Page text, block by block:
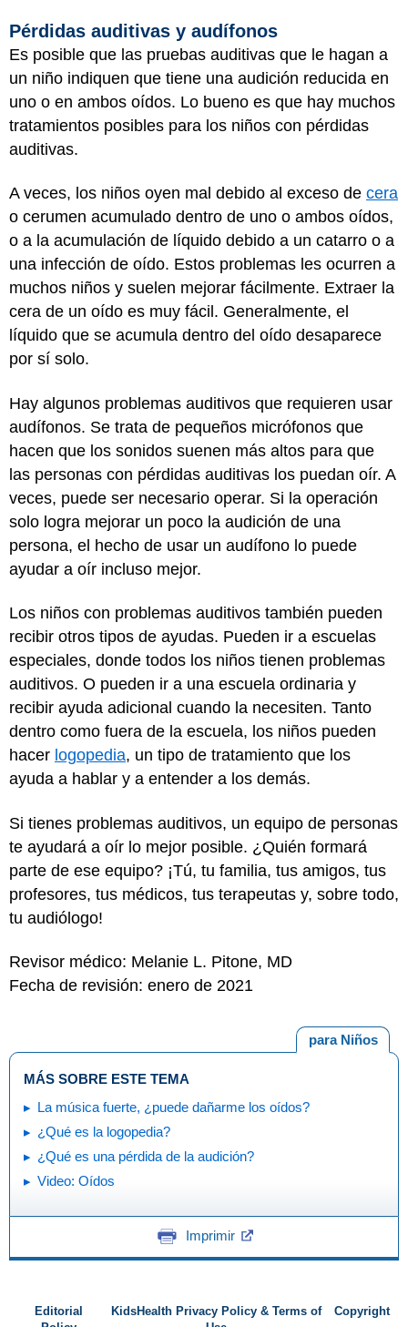
Pérdidas auditivas y audífonos
Es posible que las pruebas auditivas que le hagan a
un niño indiquen que tiene una audición reducida en
uno o en ambos oídos. Lo bueno es que hay muchos
tratamientos posibles para los niños con pérdidas
auditivas.
A veces, los niños oyen mal debido al exceso de cera
o cerumen acumulado dentro de uno o ambos oídos,
o a la acumulación de líquido debido a un catarro o a
una infección de oído. Estos problemas les ocurren a
muchos niños y suelen mejorar fácilmente. Extraer la
cera de un oído es muy fácil. Generalmente, el
líquido que se acumula dentro del oído desaparece
por sí solo.
Hay algunos problemas auditivos que requieren usar
audífonos. Se trata de pequeños micrófonos que
hacen que los sonidos suenen más altos para que
las personas con pérdidas auditivas los puedan oír. A
veces, puede ser necesario operar. Si la operación
solo logra mejorar un poco la audición de una
persona, el hecho de usar un audífono lo puede
ayudar a oír incluso mejor.
Los niños con problemas auditivos también pueden
recibir otros tipos de ayudas. Pueden ir a escuelas
especiales, donde todos los niños tienen problemas
auditivos. O pueden ir a una escuela ordinaria y
recibir ayuda adicional cuando la necesiten. Tanto
dentro como fuera de la escuela, los niños pueden
hacer logopedia, un tipo de tratamiento que los
ayuda a hablar y a entender a los demás.
Si tienes problemas auditivos, un equipo de personas
te ayudará a oír lo mejor posible. ¿Quién formará
parte de ese equipo? ¡Tú, tu familia, tus amigos, tus
profesores, tus médicos, tus terapeutas y, sobre todo,
tu audiólogo!
Revisor médico: Melanie L. Pitone, MD
Fecha de revisión: enero de 2021
para Niños
MÁS SOBRE ESTE TEMA
La música fuerte, ¿puede dañarme los oídos?
¿Qué es la logopedia?
¿Qué es una pérdida de la audición?
Video: Oídos
Imprimir
Editorial
KidsHealth Privacy Policy & Terms of
Copyright